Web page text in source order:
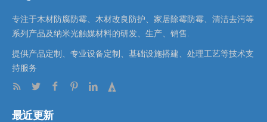
专注于木材防腐防霉、木材改良防护、家居除霉防霉、清洁去污等
系列产品及纳米光触媒材料的研发、生产、销售.
提供产品定制、专业设备定制、基础设施搭建、处理工艺等技术支
持服务
最近更新